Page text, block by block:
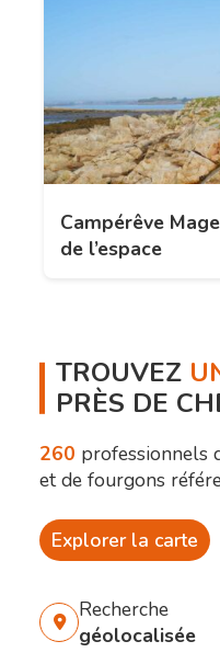
Campérêve
de l’espace
TROUVEZ
PRÈS DE
260 professionnels
et de fourgons
Explorer la carte
Recherche
géolocalisée